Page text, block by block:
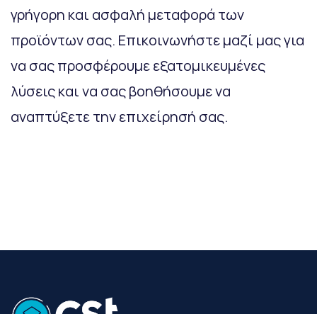
γρήγορη και ασφαλή μεταφορά των
προϊόντων σας. Επικοινωνήστε μαζί μας για
να σας προσφέρουμε εξατομικευμένες
λύσεις και να σας βοηθήσουμε να
αναπτύξετε την επιχείρησή σας.